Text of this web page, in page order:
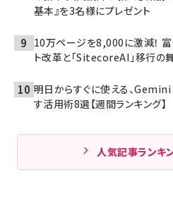
基本』を3名様にプレゼント
10万ページを8,000に激減！
ト改革と「SitecoreAI」移行の
明日からすぐに使える、
す活用術8選【週間ランキング】
人気記事ランキ